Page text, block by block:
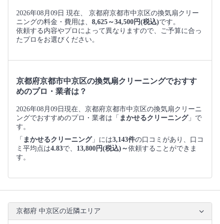
2026年08月09日 現在、 京都府京都市中京区の換気扇クリー
ニングの料金・費用は、 8,625～34,500円(税込)です。
依頼する内容やプロによって異なりますので、ご予算に合っ
たプロをお選びください。
京都府京都市中京区の換気扇クリーニングでおすす
めのプロ・業者は？
2026年08月09日現在、京都府京都市中京区の換気扇クリーニ
ングでおすすめのプロ・業者は「 まかせるクリーニング」で
す。
「 まかせるクリーニング」には3,143件の口コミがあり、口コ
ミ平均点は4.83で、 13,800円(税込)～依頼することができま
す。
京都府 中京区の近隣エリア